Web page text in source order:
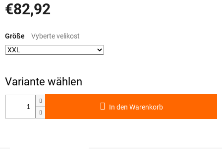
€82,92
Größe
In den Warenkorb